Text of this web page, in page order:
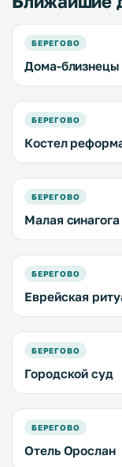
БЕРЕГОВО
Дома-близнецы
БЕРЕГОВО
Костел
БЕРЕГОВО
Малая синагога
БЕРЕГОВО
Еврейская
БЕРЕГОВО
Городской суд
БЕРЕГОВО
Отель Орослан